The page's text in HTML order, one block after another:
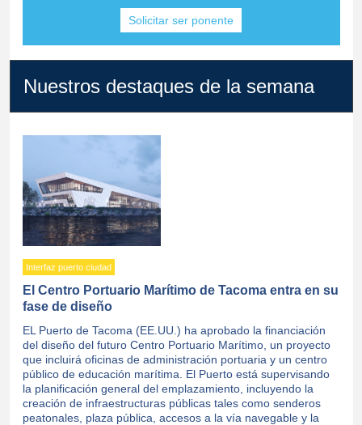
Solicitar ser ponente
Nuestros destaques de la semana
Interfaz puerto ciudad
El Centro Portuario Marítimo de Tacoma entra en su
fase de diseño
EL Puerto de Tacoma (EE.UU.) ha aprobado la financiación
del diseño del futuro Centro Portuario Marítimo, un proyecto
que incluirá oficinas de administración portuaria y un centro
público de educación marítima. El Puerto está supervisando
la planificación general del emplazamiento, incluyendo la
creación de infraestructuras públicas tales como senderos
peatonales, plaza pública, accesos a la vía navegable y la